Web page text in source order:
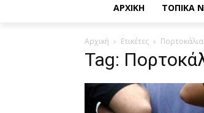
ΑΡΧΙΚΗ ΤΟΠΙΚΑ
Αρχική Ετικέτες Πορτοκάλια
Tag: